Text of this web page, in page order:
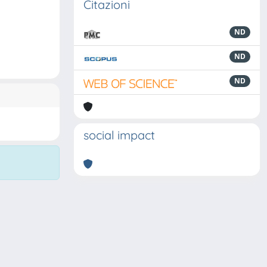
Citazioni
ND
ND
ND
social impact